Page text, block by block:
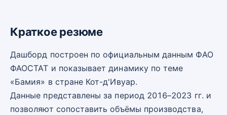
Краткое резюме
Дашборд построен по официальным данным ФАО
ФАОСТАТ и показывает динамику по теме
«Бамия» в стране Кот-д'Ивуар.
Данные представлены за период 2016–2023 гг. и
позволяют сопоставить объёмы производства,